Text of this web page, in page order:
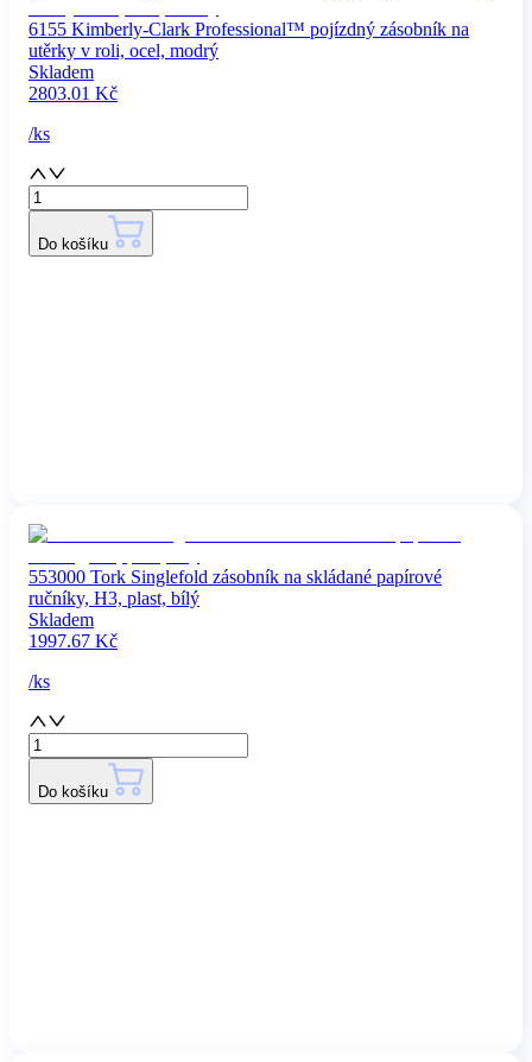
6155 Kimberly-Clark Professional™ pojízdný zásobník na
utěrky v roli, ocel, modrý
Skladem
2803.01 Kč
/ks
Do košíku
553000 Tork Singlefold zásobník na skládané papírové
ručníky, H3, plast, bílý
Skladem
1997.67 Kč
/ks
Do košíku